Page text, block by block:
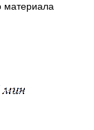
материала